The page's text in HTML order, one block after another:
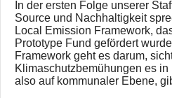
In der ersten Folge unserer
Source und Nachhaltigkeit
Local Emission Framework,
Prototype Fund gefördert
Framework geht es darum,
Klimaschutzbemühungen es
also auf kommunaler Ebene,